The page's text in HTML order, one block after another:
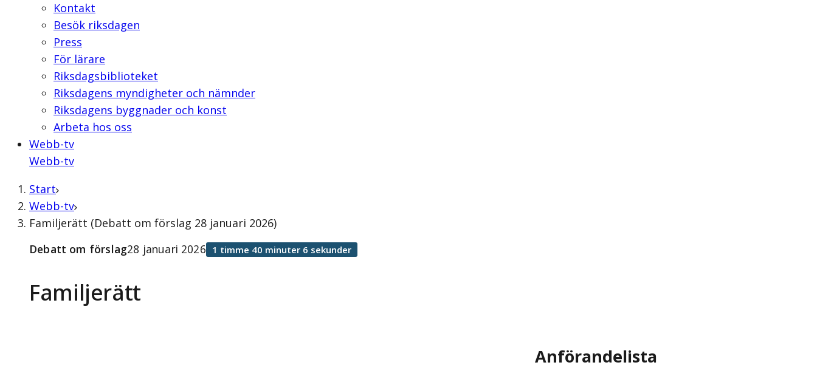
Kontakt
Besök riksdagen
Press
För lärare
Riksdagsbiblioteket
Riksdagens myndigheter och nämnder
Riksdagens byggnader och konst
Arbeta hos oss
Webb-tv
Webb-tv
Start
Webb-tv
Familjerätt (Debatt om förslag 28 januari 2026)
Familjerätt
Debatt om förslag28 januari 2026 1 timme 40 minuter 6 sekunder
Anförandelista